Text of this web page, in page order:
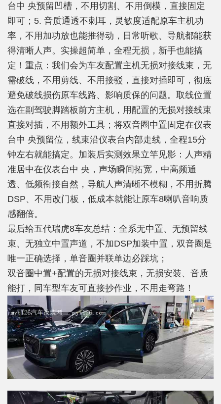
台中 央预留凹槽，不用切割、不用倒模，直接固定
即可；5. 音质通透不刺耳，灵敏度适配原车主机功
率，不用加功放也能推得动，日常听歌、导航都能获
得清晰人声。实操超简单，全程无损，新手也能搞
定！重点：我们会为车友配置主机无损对接线束，无
需破线，不用剪线、不用接驳，直接对插即可，彻底
避免破线损伤原车线路、影响质保的问题。取线位置
选在副驾驶脚踏板前方主机，用配置的无损对接线束
直接对插，不用额外工具；将双音圈中置固定在仪表
台中 央预留位，线束沿仪表台内部走线，全程15分
钟左右就能搞定。加装后实测效果立竿见影：人声精
准居中在仪表台中 央，声场瞬间拓宽，中高频通
透、低频衔接自然，导航人声清晰不模糊，不用折腾
DSP、不用改门板，低成本就能让原车8喇叭音响质
感翻倍。
最后给五代瑞虎8车友总结：全系无中置、无预留线
束、无独立中置声道，不加DSP加装中置，双音圈是
唯一正确选择，单音圈并联单边必踩坑；
双音圈中置+配置的无损对接线束，无损安装、音质
能打，同车型车友可直接抄作业，不用走弯路！